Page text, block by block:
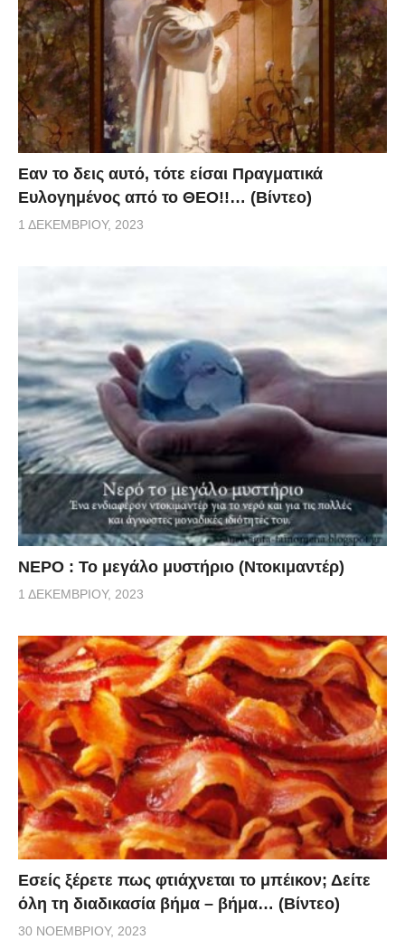
Eαν το δεις αυτό, τότε είσαι Πραγματικά
Ευλογημένος από το ΘΕΟ!!… (Βίντεο)
1 ΔΕΚΕΜΒΡΊΟΥ, 2023
ΝΕΡΟ : Το μεγάλο μυστήριο (Ντοκιμαντέρ)
1 ΔΕΚΕΜΒΡΊΟΥ, 2023
Εσείς ξέρετε πως φτιάχνεται το μπέικον; Δείτε
όλη τη διαδικασία βήμα – βήμα… (Βίντεο)
30 ΝΟΕΜΒΡΊΟΥ, 2023